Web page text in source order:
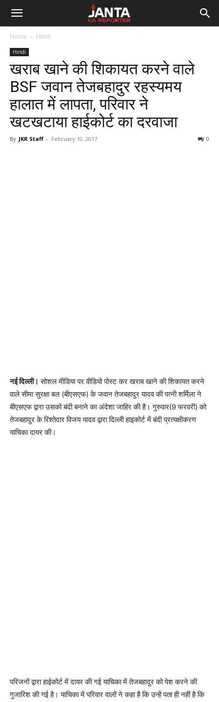
Janta
Reporter
Home Hindi
Hindi
खराब खाने की शिकायत करने वाले
BSF जवान तेजबहादुर रहस्यमय
हालात में लापता, परिवार ने
खटखटाया हाईकोर्ट का दरवाजा
By JKR Staff - February 10, 2017 0
नई दिल्ली। सोशल मीडिया पर वीडियो पोस्ट कर खराब खाने की शिकायत करने
वाले सीमा सुरक्षा बल (बीएसएफ) के जवान तेजबहादुर यादव की पत्नी शर्मिला ने
बीएसएफ द्वारा उसको बंदी बनाने का अंदेशा जाहिर की है। गुरुवार(9 फरवरी) को
तेजबहादुर के रिश्तेदार विजय यादव द्वारा दिल्ली हाइकोर्ट में बंदी प्रत्यक्षीकरण
याचिका दायर की।
परिजनों द्वारा हाईकोर्ट में दायर की गई याचिका में तेजबहादुर को पेश करने की
गुजारिश की गई है। याचिका में परिवार वालों ने कहा है कि उन्हें पता ही नहीं है कि